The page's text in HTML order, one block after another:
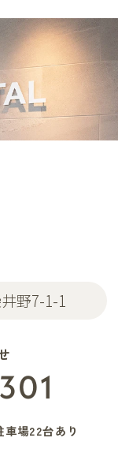
野7-1-1
車場22台あり